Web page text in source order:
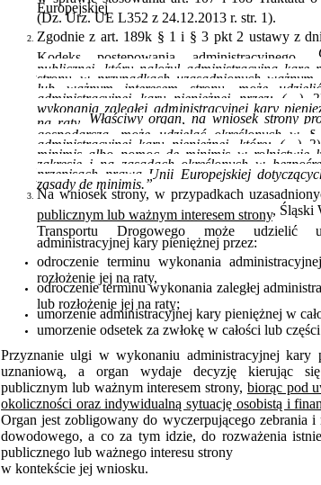
Europejskiej
(Dz. Urz. UE L352 z 24.12.2013 r. str. 1).
Zgodnie z art. 189k § 1 i § 3 pkt 2 ustawy z
Kodeks postępowania administracyjnego „
publicznej, który nałożył administracyjną karę
strony, w przypadkach uzasadnionych ważnym
lub ważnym interesem strony, może
administracyjnej kary pieniężnej przez: (…)
wykonania zaległej administracyjnej kary
na raty.
Właściwy organ, na wniosek strony
gospodarczą, może udzielać określonych w
administracyjnej kary pieniężnej, które: (…)
minimis albo pomoc de minimis w rolnictwie
zakresie i na zasadach określonych w
przepisach prawa Unii Europejskiej
zasady de minimis.”
Na wniosek strony, w przypadkach
publicznym lub ważnym interesem strony, Śląski
Transportu Drogowego
może udzielić
administracyjnej kary pieniężnej przez:
odroczenie terminu wykonania
rozłożenie jej na raty,
odroczenie terminu wykonania zaległej
lub rozłożenie jej na raty;
umorzenie administracyjnej kary pieniężnej w
umorzenie odsetek za zwłokę w całości lub
Przyznanie ulgi w wykonaniu administracyjnej kary
uznaniową, a organ wydaje decyzję kierując
publicznym lub ważnym interesem strony, biorąc pod
okoliczności oraz indywidualną sytuację osobistą i
Organ jest zobligowany do wyczerpującego zebrania i
dowodowego, a co za tym idzie, do rozważenia
publicznego lub ważnego interesu strony
w kontekście jej wniosku.